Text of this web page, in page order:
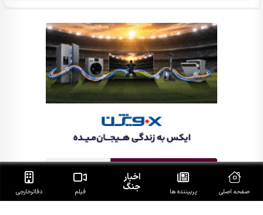
صفحه اصلی پربیننده ها
اخبار
جنگ فیلم دفاتر‌خارجی